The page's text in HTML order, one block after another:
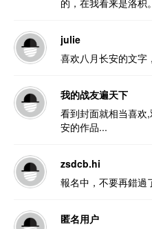
julie
喜欢八月长安的文字
我的战友遍天下
看到封面就相当喜欢
安的作品...
zsdcb.hi
報名中，不要再錯過
匿名用户